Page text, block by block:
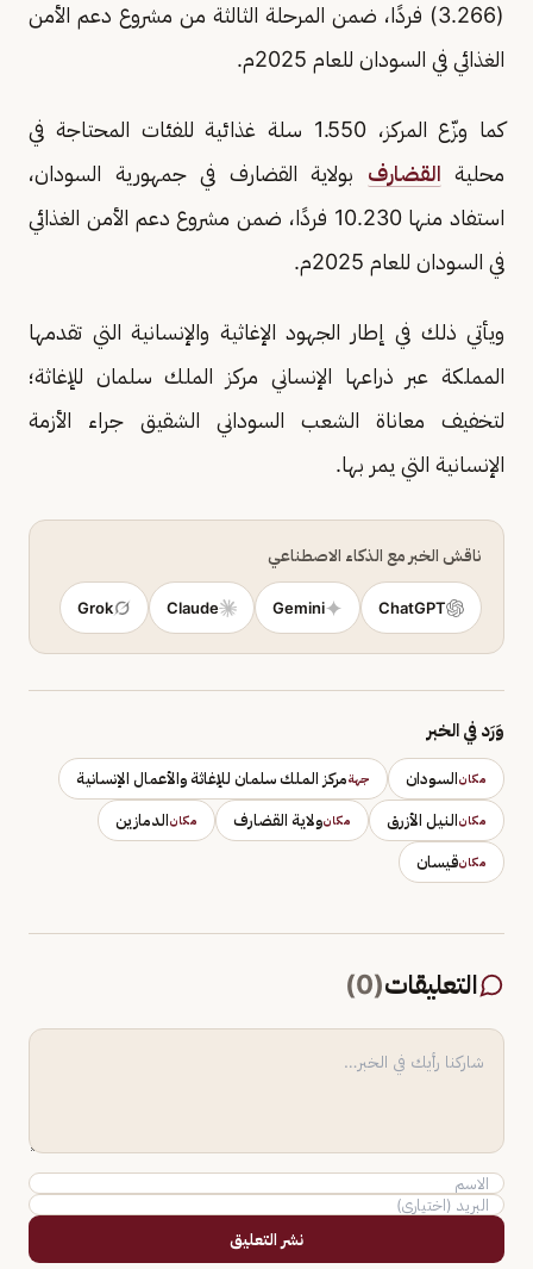
(3.266) فردًا، ضمن المرحلة الثالثة من مشروع دعم الأمن
الغذائي في السودان للعام 2025م.
كما وزّع المركز، 1.550 سلة غذائية للفئات المحتاجة في
محلية القضارف بولاية القضارف في جمهورية السودان،
استفاد منها 10.230 فردًا، ضمن مشروع دعم الأمن الغذائي
في السودان للعام 2025م.
ويأتي ذلك في إطار الجهود الإغاثية والإنسانية التي تقدمها
المملكة عبر ذراعها الإنساني مركز الملك سلمان للإغاثة؛
لتخفيف معاناة الشعب السوداني الشقيق جراء الأزمة
الإنسانية التي يمر بها.
ناقش الخبر مع الذكاء الاصطناعي
ChatGPT
Gemini
Claude
Grok
وَرَد في الخبر
مكانالسودان جهةمركز الملك سلمان للإغاثة والأعمال الإنسانية
مكانالنيل الأزرق مكانولاية القضارف مكانالدمازين
مكانقيسان
التعليقات(
0
)
نشر التعليق